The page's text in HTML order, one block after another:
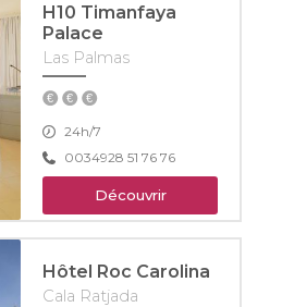
H10 Timanfaya
Palace
Las Palmas
24h/7
0034928 51 76 76
Découvrir
Hôtel Roc Carolina
Cala Ratjada